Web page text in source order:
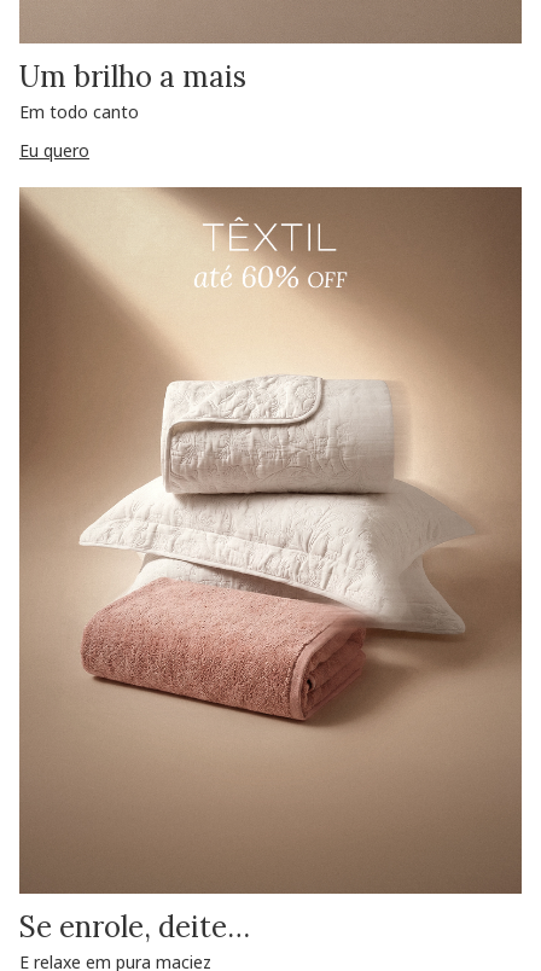
Um brilho a mais
Em todo canto
Eu quero
Se enrole, deite…
E relaxe em pura maciez